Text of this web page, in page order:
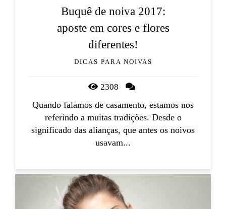
Buquê de noiva 2017:
aposte em cores e flores
diferentes!
DICAS PARA NOIVAS
2308
Quando falamos de casamento, estamos nos
referindo a muitas tradições. Desde o
significado das alianças, que antes os noivos
usavam...